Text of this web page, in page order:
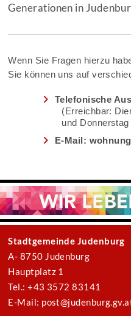
Generationen in
Wenn Sie Fragen hierzu
Sie können uns auf
Telefonische
(Erreichbar:
und
E-Mail:
Stadtgemeinde Judenburg
A- 8750 Judenburg
Hauptplatz 1
Tel.: +43 3572 83141
E-Mail: